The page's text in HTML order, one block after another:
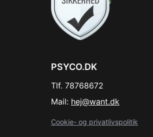
PSYCO.DK
Tlf. 78768672
Mail: hej@want.dk
Cookie- og privatlivspolitik